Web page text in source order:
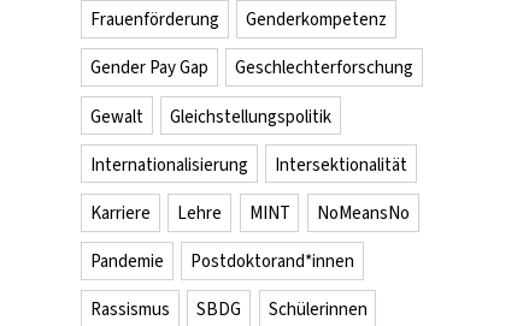
Frauenförderung Genderkompetenz
Gender Pay Gap Geschlechterforschung
Gewalt Gleichstellungspolitik
Internationalisierung Intersektionalität
Karriere Lehre MINT NoMeansNo
Pandemie Postdoktorand*innen
Rassismus SBDG Schülerinnen